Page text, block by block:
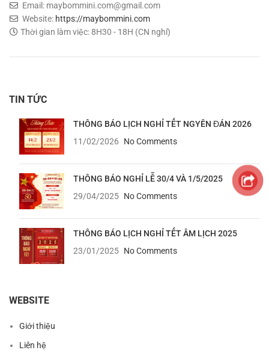
Email: maybommini.com@gmail.com
Website: https://maybommini.com
Thời gian làm việc: 8H30 - 18H (CN nghỉ)
TIN TỨC
THÔNG BÁO LỊCH NGHỈ TẾT NGYÊN ĐÁN 2026
11/02/2026
No Comments
THÔNG BÁO NGHỈ LỄ 30/4 VÀ 1/5/2025
29/04/2025 No Comments
THÔNG BÁO LỊCH NGHỈ TẾT ÂM LỊCH 2025
23/01/2025 No Comments
WEBSITE
Giới thiệu
Liên hệ